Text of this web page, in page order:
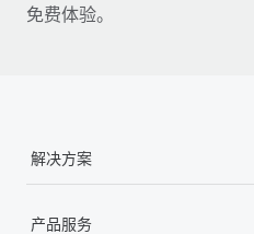
免费体验。
解决方案
产品服务